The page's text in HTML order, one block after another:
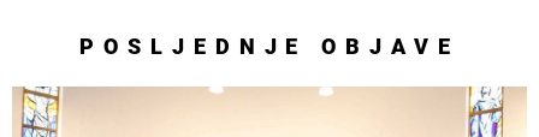
POSLJEDNJE OBJAVE